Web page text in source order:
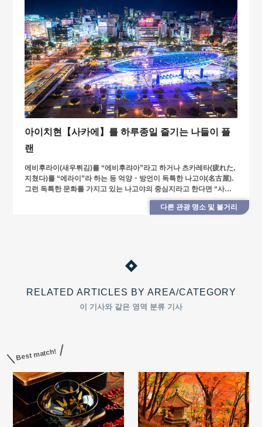
아이치현【사카에】를 하루종일 즐기는 나들이 플
랜
에비후라이(새우튀김)를 “에비후랴아”라고 하거나 츠카레타(疲れた,
지쳤다)를 “에라이”라 하는 등 억양・방언이 독특한 나고야(名古屋).
그런 독특한 문화를 가지고 있는 나고야의 중심지라고 한다면 “사카
다른 관광 명소 및 볼거리
RELATED ARTICLES BY AREA/CATEGORY
이 기사와 같은 영역 분류 기사
Best match!